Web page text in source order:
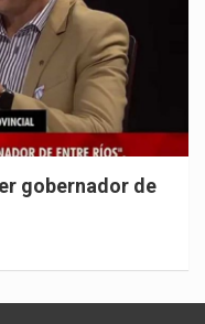
gobernador de